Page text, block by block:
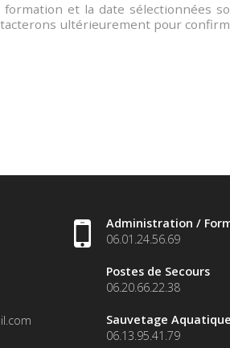
et la date sélectionnées
ultérieurement pour
Administration /
06.01.24.56.69
Postes de Secours
06.20.66.22.38
Sauvetage Aquatique
06.13.95.41.79